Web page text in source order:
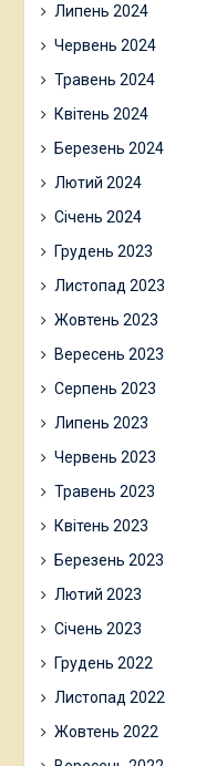
Липень 2024
Червень 2024
Травень 2024
Квітень 2024
Березень 2024
Лютий 2024
Січень 2024
Грудень 2023
Листопад 2023
Жовтень 2023
Вересень 2023
Серпень 2023
Липень 2023
Червень 2023
Травень 2023
Квітень 2023
Березень 2023
Лютий 2023
Січень 2023
Грудень 2022
Листопад 2022
Жовтень 2022